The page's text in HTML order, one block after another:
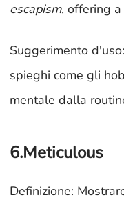
escapism, offering
Suggerimento
spieghi come gli
mentale dalla
6.Meticulous
Definizione: